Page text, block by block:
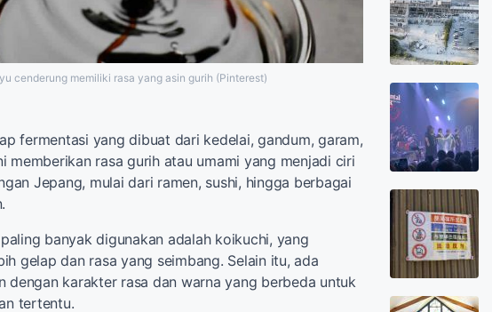
cenderung memiliki rasa yang asin gurih (Pinterest)
fermentasi yang dibuat dari kedelai, gandum, garam,
memberikan rasa gurih atau umami yang menjadi ciri
Jepang, mulai dari ramen, sushi, hingga berbagai
banyak digunakan adalah koikuchi, yang
gelap dan rasa yang seimbang. Selain itu, ada
dengan karakter rasa dan warna yang berbeda untuk
tertentu.